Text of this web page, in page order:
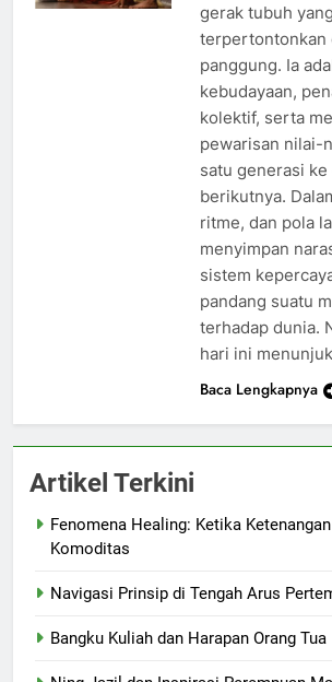
gerak tubuh yang
terpertontonkan
panggung. Ia
kebudayaan,
kolektif, serta
pewarisan nilai-
satu generasi
berikutnya.
ritme, dan pola
menyimpan
sistem
pandang suatu
terhadap dunia.
hari ini
Baca Lengkapnya
Artikel Terkini
Fenomena Healing: Ketika
Komoditas
Navigasi Prinsip di Tengah Arus
Bangku Kuliah dan Harapan Orang Tua